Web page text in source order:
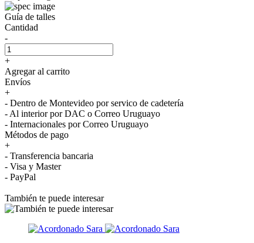
Guía de talles
Cantidad
-
+
Agregar al carrito
Envíos
+
- Dentro de Montevideo por servico de cadetería
- Al interior por DAC o Correo Uruguayo
- Internacionales por Correo Uruguayo
Métodos de pago
+
- Transferencia bancaria
- Visa y Master
- PayPal
También te puede interesar